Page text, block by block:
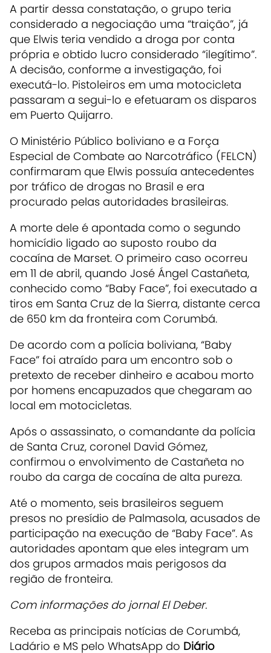
A partir dessa constatação, o grupo teria
considerado a negociação uma “traição”, já
que Elwis teria vendido a droga por conta
própria e obtido lucro considerado “ilegítimo”.
A decisão, conforme a investigação, foi
executá-lo. Pistoleiros em uma motocicleta
passaram a segui-lo e efetuaram os disparos
em Puerto Quijarro.
O Ministério Público boliviano e a Força
Especial de Combate ao Narcotráfico (FELCN)
confirmaram que Elwis possuía antecedentes
por tráfico de drogas no Brasil e era
procurado pelas autoridades brasileiras.
A morte dele é apontada como o segundo
homicídio ligado ao suposto roubo da
cocaína de Marset. O primeiro caso ocorreu
em 11 de abril, quando José Ángel Castañeta,
conhecido como “Baby Face”, foi executado a
tiros em Santa Cruz de la Sierra, distante cerca
de 650 km da fronteira com Corumbá.
De acordo com a polícia boliviana, “Baby
Face” foi atraído para um encontro sob o
pretexto de receber dinheiro e acabou morto
por homens encapuzados que chegaram ao
local em motocicletas.
Após o assassinato, o comandante da polícia
de Santa Cruz, coronel David Gómez,
confirmou o envolvimento de Castañeta no
roubo da carga de cocaína de alta pureza.
Até o momento, seis brasileiros seguem
presos no presídio de Palmasola, acusados de
participação na execução de “Baby Face”. As
autoridades apontam que eles integram um
dos grupos armados mais perigosos da
região de fronteira.
Com informações do jornal El Deber.
Receba as principais notícias de Corumbá,
Ladário e MS pelo WhatsApp do Diário